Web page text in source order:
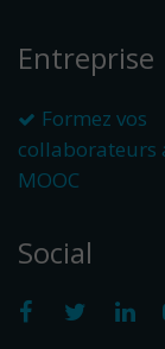
Entreprise
Formez vos
collaborateurs
MOOC
Social